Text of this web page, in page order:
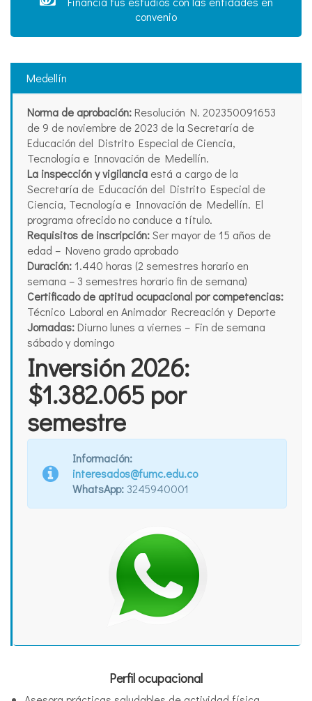
convenio
Medellín
Norma de aprobación: Resolución N. 202350091653
de 9 de noviembre de 2023 de la Secretaría de
Educación del Distrito Especial de Ciencia,
Tecnología e Innovación de Medellín.
La inspección y vigilancia está a cargo de la
Secretaría de Educación del Distrito Especial de
Ciencia, Tecnología e Innovación de Medellín. El
programa ofrecido no conduce a título.
Requisitos de inscripción:Ser mayor de 15 años de
edad – Noveno grado aprobado
Duración: 1.440 horas (2 semestres horario en
semana – 3 semestres horario fin de semana)
Certificado de aptitud ocupacional por competencias:
Técnico Laboral en Animador Recreación y Deporte
Jornadas: Diurno lunes a viernes – Fin de semana
sábado y domingo
Inversión 2026:
$1.382.065 por
semestre
Información:
interesados@fumc.edu.co
WhatsApp: 3245940001
Perfil ocupacional